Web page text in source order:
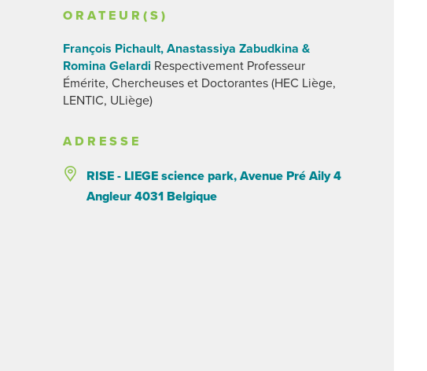
ORATEUR(S)
François Pichault, Anastassiya Zabudkina &
Romina Gelardi Respectivement Professeur
Émérite, Chercheuses et Doctorantes (HEC Liège,
LENTIC, ULiège)
ADRESSE
RISE - LIEGE science park, Avenue Pré Aily 4
Angleur 4031 Belgique